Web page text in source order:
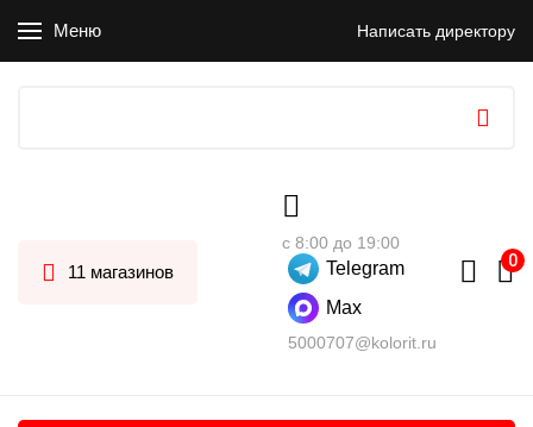
Меню Написать директору
11 магазинов
с 8:00 до 19:00
Telegram
Max
5000707@kolorit.ru